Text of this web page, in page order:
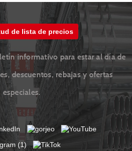
de lista de precios
informativo para estar al día de
descuentos, rebajas y ofertas
especiales.